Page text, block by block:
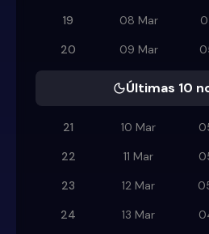
19
08 Mar
20
09 Mar
Últimas 10
21 10 Mar
22
11 Mar
23
12 Mar
24
13 Mar